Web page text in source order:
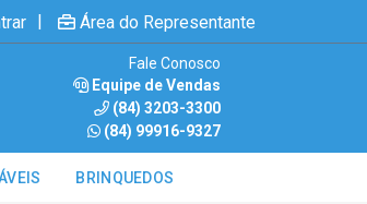
| Área do Representante
Fale Conosco
Equipe de Vendas
(84) 3203-3300
(84) 99916-9327
BRINQUEDOS